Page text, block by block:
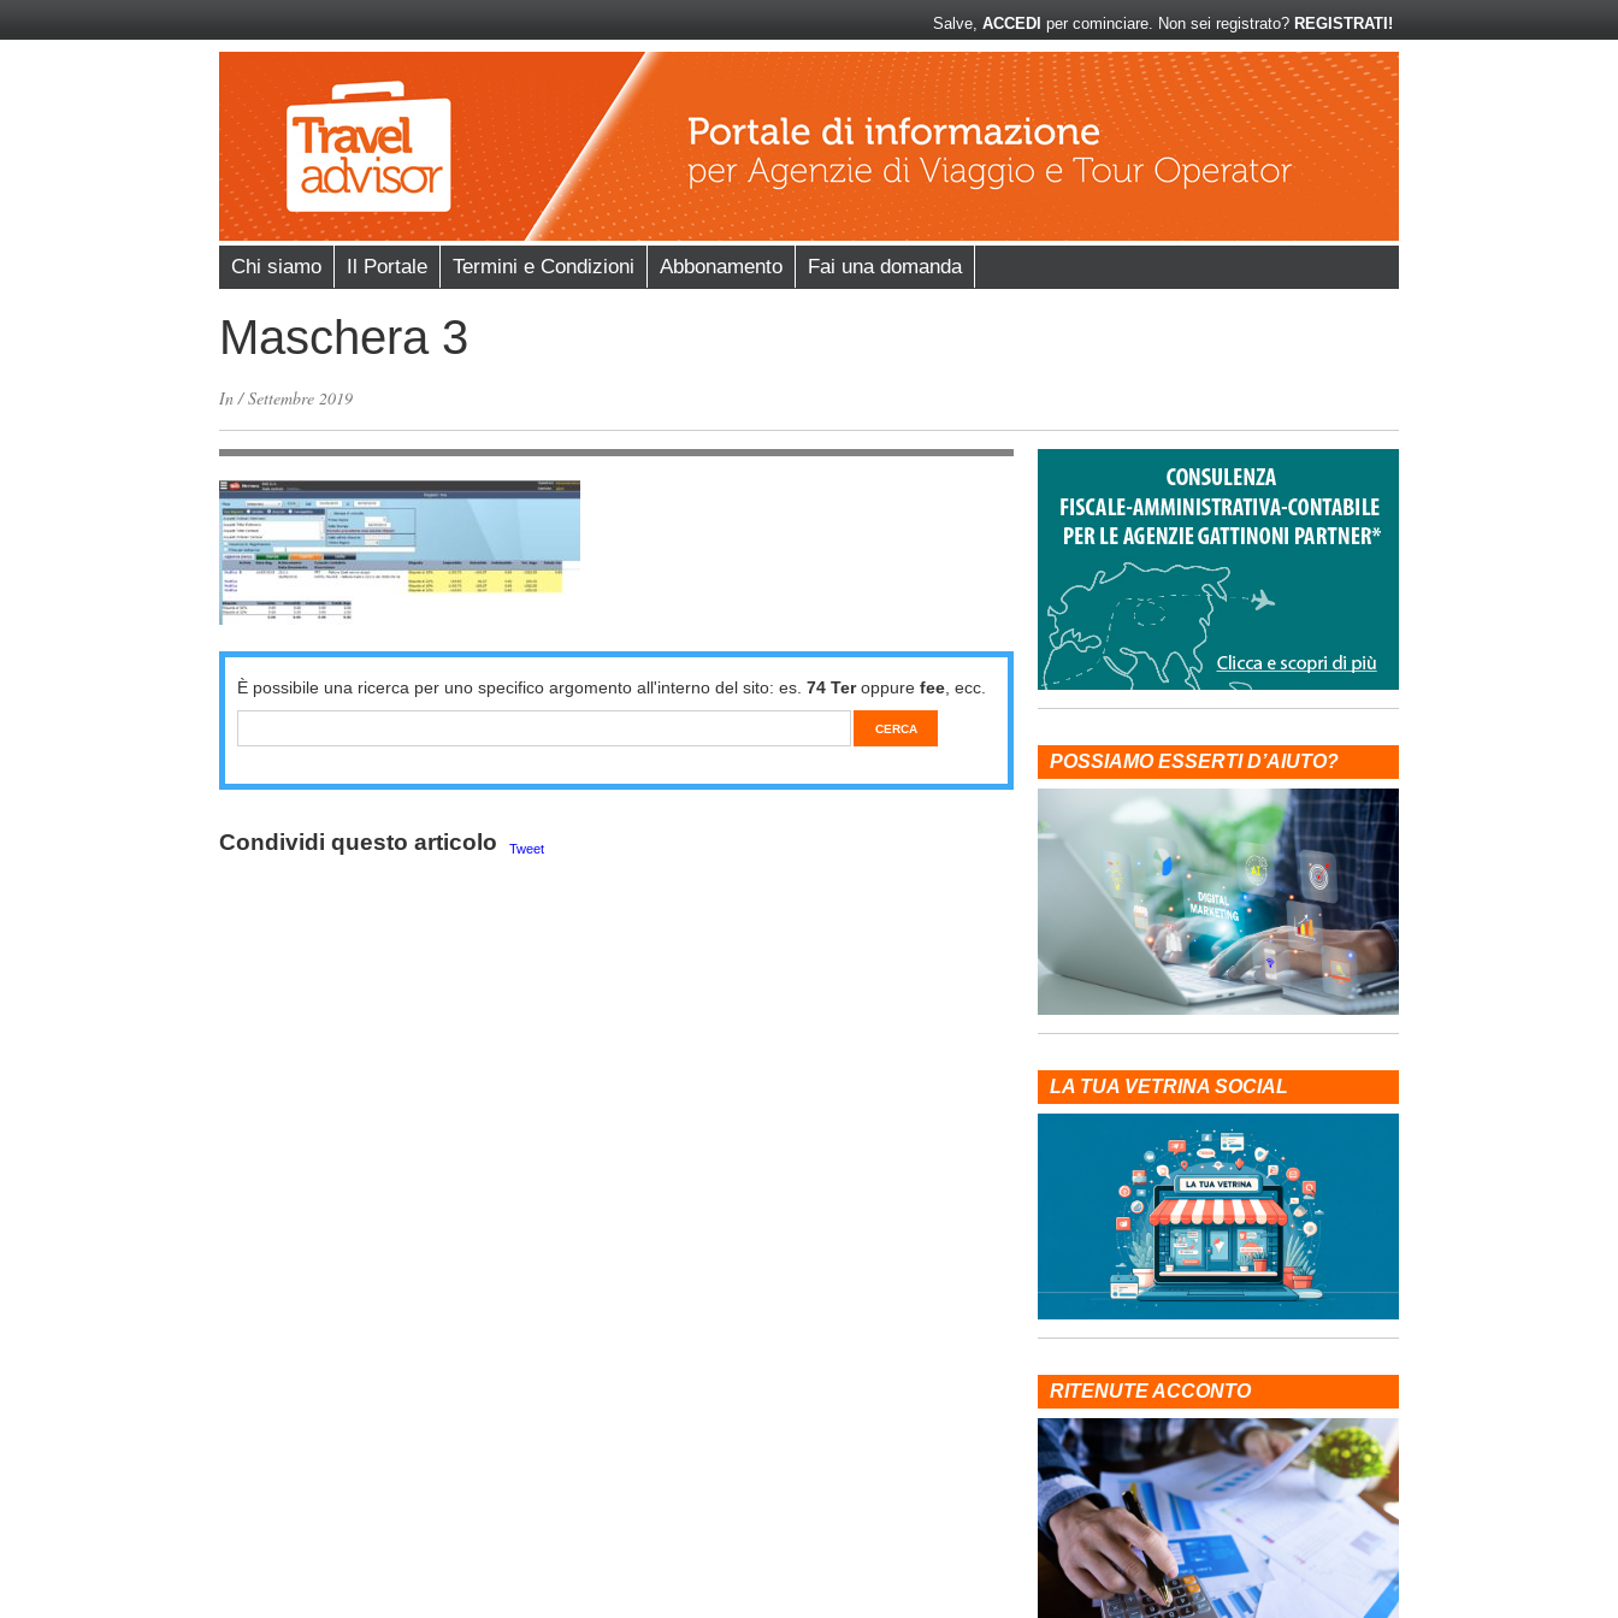
Salve, ACCEDI per cominciare. Non sei registrato? REGISTRATI!
Chi siamo Il Portale Termini e Condizioni Abbonamento Fai una domanda
Maschera 3
In/Settembre 2019
È possibile una ricerca per uno specifico argomento all'interno del sito: es. 74 Teroppure fee , ecc.
Condividi questo articolo Tweet
POSSIAMO ESSERTI D’AIUTO?
LA TUA VETRINA SOCIAL
RITENUTE ACCONTO